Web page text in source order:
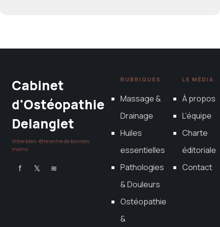
Cabinet
d'Ostéopathie
Delanglet
Votre bien-être entre de bonnes
mains
f 𝕏 ≋
RUBRIQUES
Massage &
Drainage
Huiles
essentielles
Pathologies
& Douleurs
Ostéopathie
&
LE MÉDIA
À propos
L'équipe
Charte
éditoriale
Contact